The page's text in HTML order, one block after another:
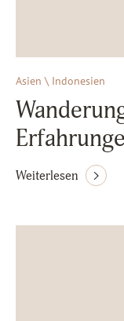
Asien \ Indonesien
Weiterlesen